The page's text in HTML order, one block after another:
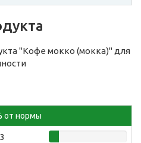
"Кофе мокко (мокка)" для
от нормы